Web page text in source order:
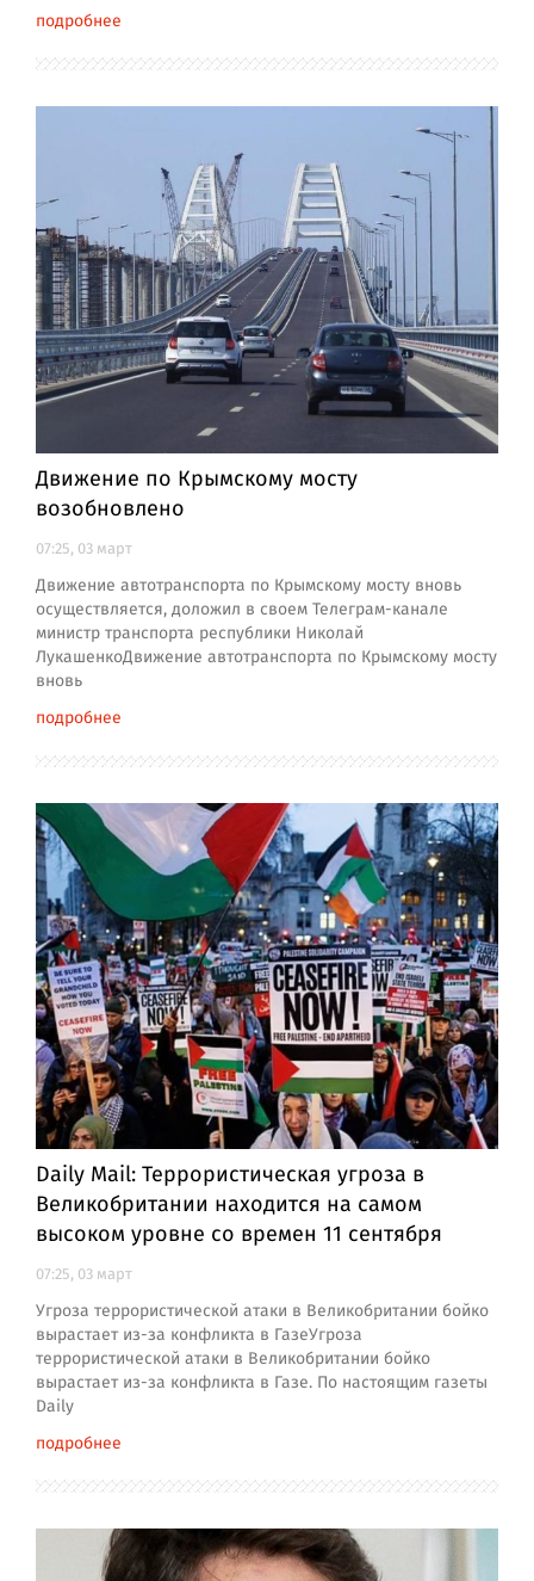
подробнее
Движение по Крымскому мосту
возобновлено
07:25, 03 март
Движение автотранспорта по Крымскому мосту вновь
осуществляется, доложил в своем Телеграм-канале
министр транспорта республики Николай
ЛукашенкоДвижение автотранспорта по Крымскому мосту
вновь
подробнее
Daily Mail: Террористическая угроза в
Великобритании находится на самом
высоком уровне со времен 11 сентября
07:25, 03 март
Угроза террористической атаки в Великобритании бойко
вырастает из-за конфликта в ГазеУгроза
террористической атаки в Великобритании бойко
вырастает из-за конфликта в Газе. По настоящим газеты
Daily
подробнее